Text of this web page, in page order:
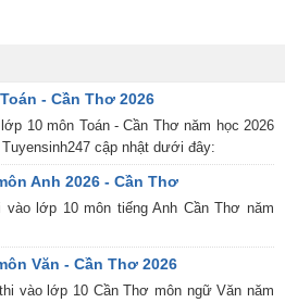
- Cần Thơ 2026
10 môn Toán - Cần Thơ năm học 2026
cập nhật dưới đây:
Anh 2026 - Cần Thơ
lớp 10 môn tiếng Anh Cần Thơ năm
Văn - Cần Thơ 2026
vào lớp 10 Cần Thơ môn ngữ Văn năm